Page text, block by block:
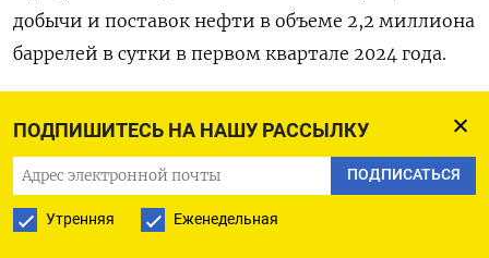
ПОДПИШИТЕСЬ НА НАШУ РАССЫЛКУ
ПОДПИСАТЬСЯ
Утренняя Еженедельная
добычи и поставок нефти в объеме 2,2 миллиона
баррелей в сутки в первом квартале 2024 года.
и роста добычи нефти в США также
способствовали просадке рынка на этой неделе.
Данные китайской таможни показали, что